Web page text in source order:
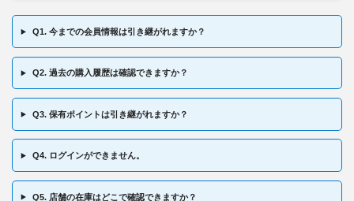
Q1. 今までの会員情報は引き継がれますか？
Q2. 過去の購入履歴は確認できますか？
Q3. 保有ポイントは引き継がれますか？
Q4. ログインができません。
Q5. 店舗の在庫はどこで確認できますか？